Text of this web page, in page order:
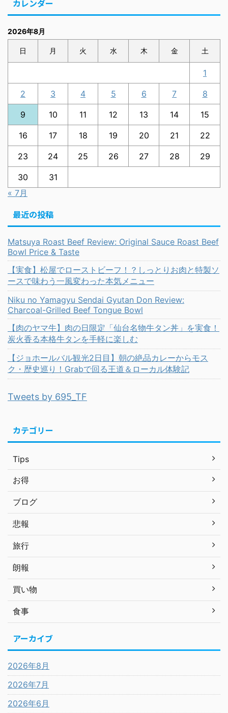
カレンダー
2026年8月
日 月 火 水 木 金 土
1
2 3 4 5 6 7 8
9 10 11 12 13 14 15
16 17 18 19 20 21 22
23 24 25 26 27 28 29
30
31
« 7月
最近の投稿
Matsuya Roast Beef Review: Original Sauce Roast Beef
Bowl Price & Taste
【実食】松屋でローストビーフ！？しっとりお肉と特製ソ
ースで味わう一風変わった本気メニュー
Niku no Yamagyu Sendai Gyutan Don Review:
Charcoal-Grilled Beef Tongue Bowl
【肉のヤマ牛】肉の日限定「仙台名物牛タン丼」を実食！
炭火香る本格牛タンを手軽に楽しむ
【ジョホールバル観光2日目】朝の絶品カレーからモス
ク・歴史巡り！Grabで回る王道＆ローカル体験記
Tweets by 695_TF
カテゴリー
Tips
お得
ブログ
悲報
旅行
朗報
買い物
食事
アーカイブ
2026年8月
2026年7月
2026年6月